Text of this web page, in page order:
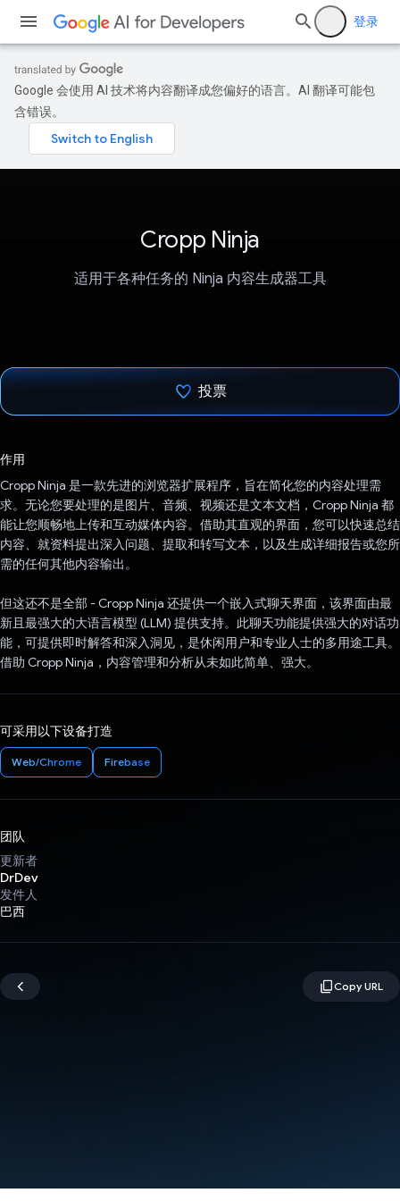
登录
Google 会使用 AI 技术将内容翻译成您偏好的语言。AI 翻译可能包
含错误。
Cropp Ninja
适用于各种任务的 Ninja 内容生成器工具
投票
作用
Cropp Ninja 是一款先进的浏览器扩展程序，旨在简化您的内容处理需
求。无论您要处理的是图片、音频、视频还是文本文档，Cropp Ninja 都
能让您顺畅地上传和互动媒体内容。借助其直观的界面，您可以快速总结
内容、就资料提出深入问题、提取和转写文本，以及生成详细报告或您所
需的任何其他内容输出。
但这还不是全部 - Cropp Ninja 还提供一个嵌入式聊天界面，该界面由最
新且最强大的大语言模型 (LLM) 提供支持。此聊天功能提供强大的对话功
能，可提供即时解答和深入洞见，是休闲用户和专业人士的多用途工具。
借助 Cropp Ninja，内容管理和分析从未如此简单、强大。
可采用以下设备打造
Web/Chrome Firebase
团队
更新者
DrDev
发件人
巴西